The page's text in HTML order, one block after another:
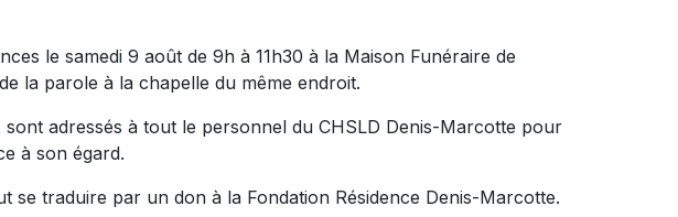
le samedi 9 août de 9h à 11h30 à la Maison Funéraire de
la parole à la chapelle du même endroit.
adressés à tout le personnel du CHSLD Denis-Marcotte pour
à son égard.
se traduire par un don à la Fondation Résidence Denis-Marcotte.